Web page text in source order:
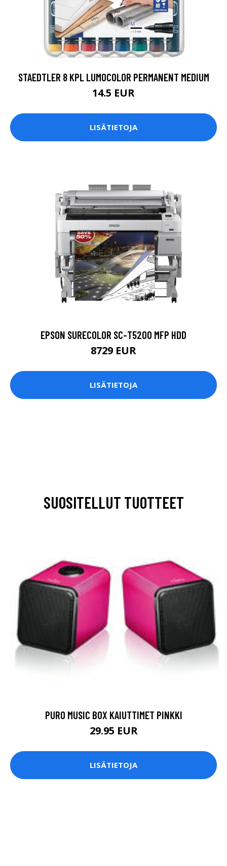
STAEDTLER 8 KPL LUMOCOLOR PERMANENT MEDIUM
14.5 EUR
LISÄTIETOJA
EPSON SURECOLOR SC-T5200 MFP HDD
8729 EUR
LISÄTIETOJA
SUOSITELLUT TUOTTEET
PURO MUSIC BOX KAIUTTIMET PINKKI
29.95 EUR
LISÄTIETOJA